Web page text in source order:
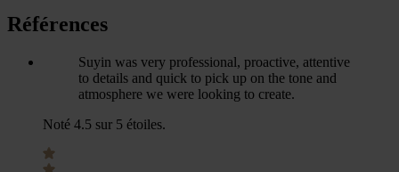
Références
Suyin was very professional, proactive, attentive
to details and quick to pick up on the tone and
atmosphere we were looking to create.
Noté 4.5 sur 5 étoiles.